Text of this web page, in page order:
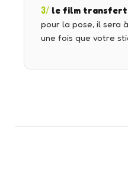
3/ le film transfert
pour la pose, il sera
une fois que votre